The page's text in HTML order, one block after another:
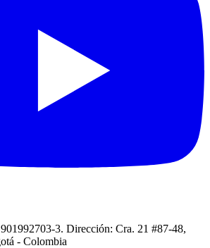
3. Dirección: Cra. 21 #87-48,
- Colombia